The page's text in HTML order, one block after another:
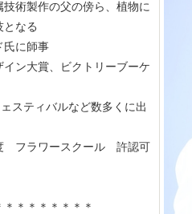
技術製作の父の傍ら、植物に
となる
氏に師事
イン大賞、ビクトリーブーケ
スティバルなど数多くに出
フラワースクール 許認可
＊＊＊＊＊＊＊